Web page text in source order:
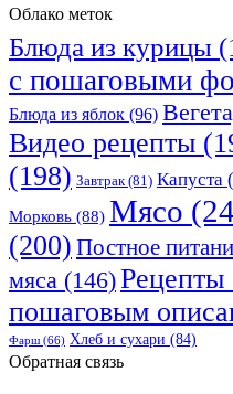
Облако меток
Блюда из курицы
с пошаговыми
Блюда из яблок (96)
Видео рецепты
(198) Завтрак(81) Капуста
Морковь (88) Мясо
(200) Постное
мяса (146)
пошаговым
Фарш(66) Хлеб и сухари (84)
Обратная связь